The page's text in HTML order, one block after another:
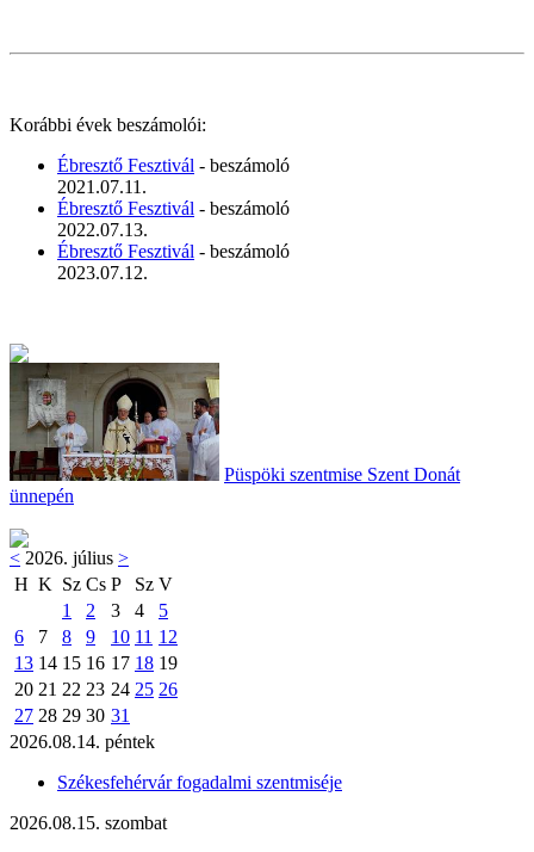
Korábbi évek beszámolói:
Ébresztő Fesztivál - beszámoló
2021.07.11.
Ébresztő Fesztivál - beszámoló
2022.07.13.
Ébresztő Fesztivál - beszámoló
2023.07.12.
Püspöki szentmise Szent Donát
ünnepén
< 2026. július >
H K Sz Cs P Sz V
1
2 3 4
5
6
7 8 9 10 11 12
13 14 15 16 17 18 19
20 21 22 23 24 25 26
27 28 29 30 31
2026.08.14. péntek
Székesfehérvár fogadalmi szentmiséje
2026.08.15. szombat